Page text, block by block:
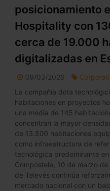
posicionamiento
Hospitality con
cerca de 19.000
digitalizadas en
09/03/2026
La compañía dota
habitaciones en proyectos
una media de 145
concentran la mayor
de 13.500 habitaciones
como infraestructura de
tecnológica predominante
Compostela, 10 de marzo
de Televés continúa
mercado nacional con un